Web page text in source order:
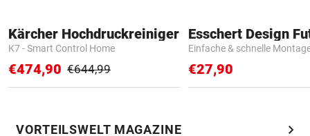
Kärcher Hochdruckreiniger
K7 - Smart Control Home
€474,90 €644,99
Einfache & schnelle
€27,90
VORTEILSWELT MAGAZINE chevron_right